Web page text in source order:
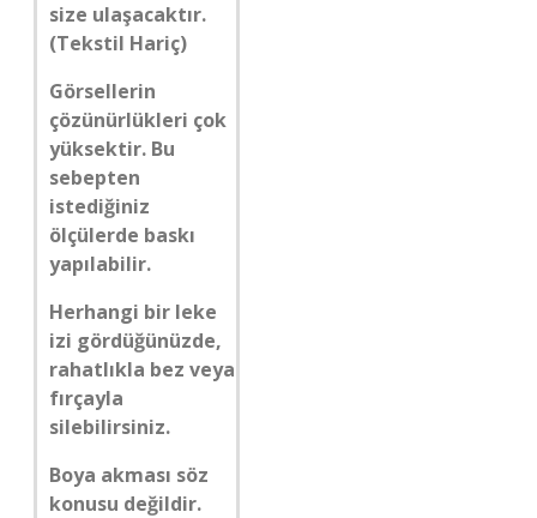
size ulaşacaktır.
(Tekstil Hariç)
Görsellerin
çözünürlükleri çok
yüksektir. Bu
sebepten
istediğiniz
ölçülerde baskı
yapılabilir.
Herhangi bir leke
izi gördüğünüzde,
rahatlıkla bez veya
fırçayla
silebilirsiniz.
Boya akması söz
konusu değildir.